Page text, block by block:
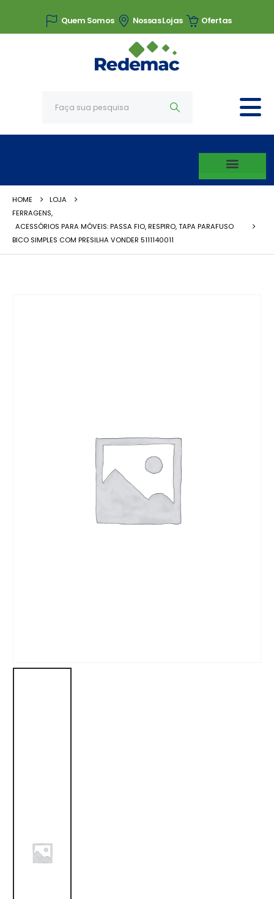
Quem Somos Nossas Lojas Ofertas
HOME
LOJA
FERRAGENS,
ACESSÓRIOS PARA MÓVEIS: PASSA FIO, RESPIRO, TAPA PARAFUSO
BICO SIMPLES COM PRESILHA VONDER 5111140011